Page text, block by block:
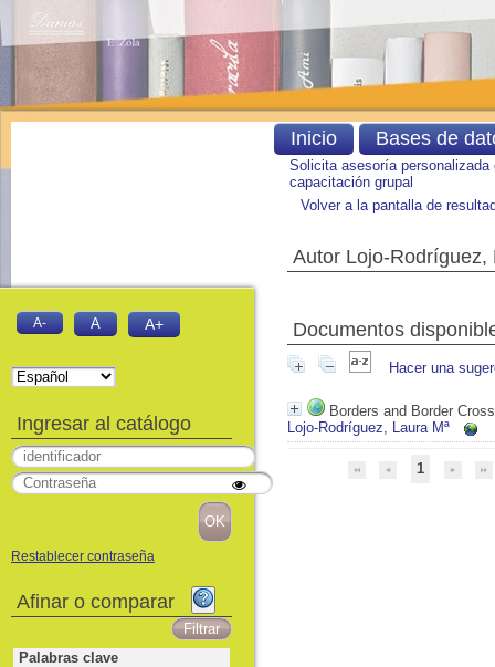
Solicita asesoría personalizada
capacitación grupal
Volver a la pantalla de
Autor Lojo-Rodríguez,
Documentos
Hacer una
Borders and Border
Lojo-Rodríguez, Laura Mª
1
Inicio Bases de
A- A A+
Ingresar al catálogo
Restablecer contraseña
Afinar o comparar
Palabras clave